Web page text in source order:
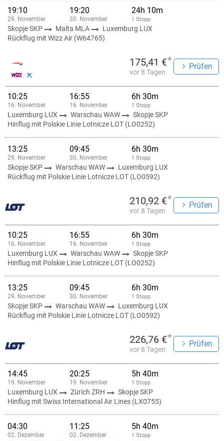
19:10
29. November
19:20
30. November
24h 10m
1 Stopp
Skopje SKP Malta MLA
Luxemburg LUX
Rückflug mit Wizz Air (W64765)
175,41 €*
vor 8 Tagen
Prüfen
10:25
16. November
16:55
16. November
6h 30m
1 Stopp
Luxemburg LUX Warschau WAW
Skopje SKP
Hinflug mit Polskie Linie Lotnicze LOT (LO0252)
13:25
29. November
09:45
30. November
6h 30m
1 Stopp
Skopje SKP Warschau WAW
Luxemburg LUX
Rückflug mit Polskie Linie Lotnicze LOT (LO0592)
210,92 €*
vor 8 Tagen
Prüfen
10:25
16. November
16:55
16. November
6h 30m
1 Stopp
Luxemburg LUX Warschau WAW
Skopje SKP
Hinflug mit Polskie Linie Lotnicze LOT (LO0252)
13:25
29. November
09:45
30. November
6h 30m
1 Stopp
Skopje SKP Warschau WAW
Luxemburg LUX
Rückflug mit Polskie Linie Lotnicze LOT (LO0592)
226,76 €*
vor 8 Tagen
Prüfen
14:45
19. November
20:25
19. November
5h 40m
1 Stopp
Luxemburg LUX Zürich ZRH
Skopje SKP
Hinflug mit Swiss International Air Lines (LX0755)
04:30
02. Dezember
11:25
02. Dezember
5h 40m
1 Stopp